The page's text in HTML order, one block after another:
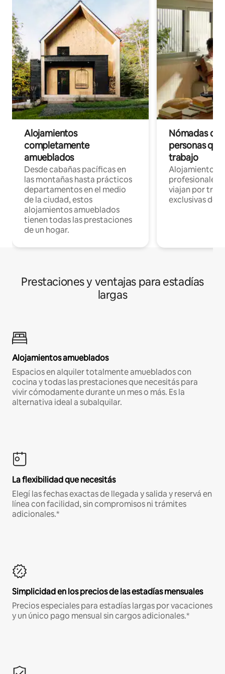
Alojamientos
completamente
amueblados
Desde cabañas pacíficas en
las montañas hasta prácticos
departamentos en el medio
de la ciudad, estos
alojamientos amueblados
tienen todas las prestaciones
de un hogar.
Nómadas
personas
trabajo
Alojamientos
profesionales
viajan por
exclusivas de
Prestaciones y ventajas para estadías
largas
Alojamientos amueblados
Espacios en alquiler totalmente amueblados con
cocina y todas las prestaciones que necesitás para
vivir cómodamente durante un mes o más. Es la
alternativa ideal a subalquilar.
La flexibilidad que necesitás
Elegí las fechas exactas de llegada y salida y reservá en
línea con facilidad, sin compromisos ni trámites
adicionales.*
Simplicidad en los precios de las estadías mensuales
Precios especiales para estadías largas por vacaciones
y un único pago mensual sin cargos adicionales.*